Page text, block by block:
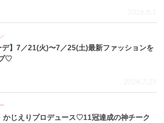
2026.8.1
デ】7／21(火)〜7／25(土)最新ファッションを
♡
2026.7.29
かじえりプロデュース♡11冠達成の神チーク